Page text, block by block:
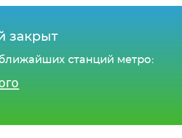
закрыт
станций метро: